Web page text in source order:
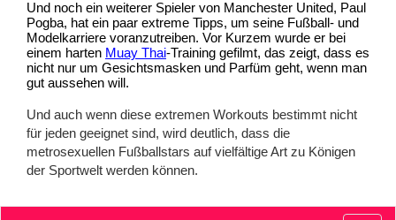
Und noch ein weiterer Spieler von Manchester United, Paul
Pogba, hat ein paar extreme Tipps, um seine Fußball- und
Modelkarriere voranzutreiben. Vor Kurzem wurde er bei
einem harten Muay Thai-Training gefilmt, das zeigt, dass es
nicht nur um Gesichtsmasken und Parfüm geht, wenn man
gut aussehen will.
Und auch wenn diese extremen Workouts bestimmt nicht
für jeden geeignet sind, wird deutlich, dass die
metrosexuellen Fußballstars auf vielfältige Art zu Königen
der Sportwelt werden können.